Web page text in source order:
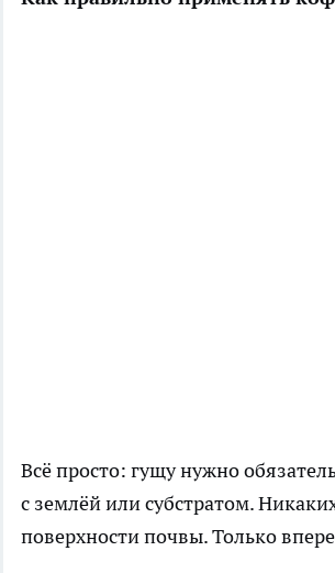
Всё просто: гущу нужно
с землёй или субстратом.
поверхности почвы. Только